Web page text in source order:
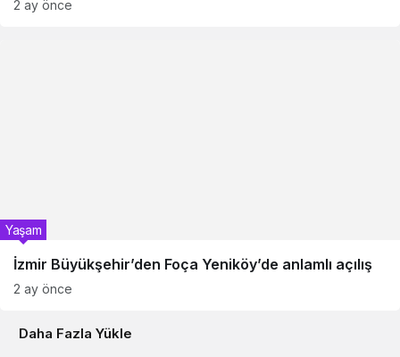
2 ay önce
İzmir Büyükşehir’den Foça Yeniköy’de anlamlı açılış
Yaşam
2 ay önce
Daha Fazla Yükle